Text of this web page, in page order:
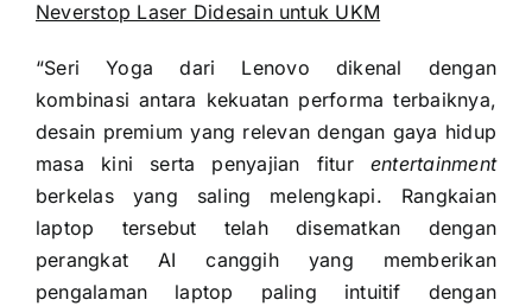
Neverstop Laser Didesain untuk UKM
“Seri Yoga dari Lenovo dikenal dengan
kombinasi antara kekuatan performa terbaiknya,
desain premium yang relevan dengan gaya hidup
masa kini serta penyajian fitur entertainment
berkelas yang saling melengkapi. Rangkaian
laptop tersebut telah disematkan dengan
perangkat AI canggih yang memberikan
pengalaman laptop paling intuitif dengan